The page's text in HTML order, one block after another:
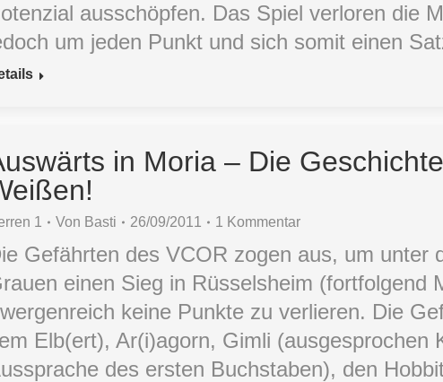
ausschöpfen. Das Spiel verloren die
um jeden Punkt und sich somit einen
in Moria – Die
1 Von Basti 26/09/2011 1 Kommentar
Gefährten des VCOR zogen aus, um unter
einen Sieg in Rüsselsheim (fortfolgend
keine Punkte zu verlieren. Die
Elb(ert), Ar(i)agorn, Gimli (ausgesprochen
des ersten Buchstaben), den